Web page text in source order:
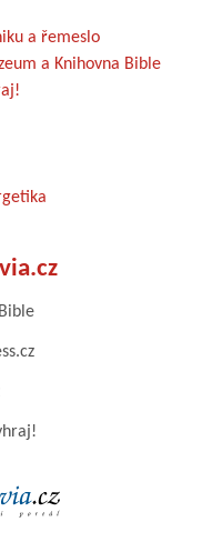
a řemeslo
a Knihovna Bible